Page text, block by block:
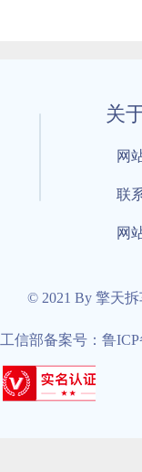
关
网
联
网
© 2021 By 擎天
工信部备案号：鲁